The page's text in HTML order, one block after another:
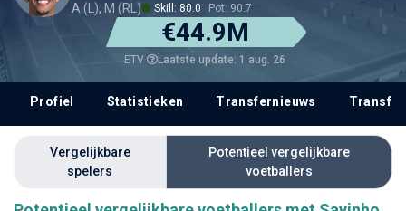
A (L), M (RL) Skill: 80.0 Pot: 90.7
€44.9M
ETV Laatste update: 1 aug. 26
Profiel Statistieken Transfernieuws
Vergelijkbare
spelers
Potentieel vergelijkbare
voetballers